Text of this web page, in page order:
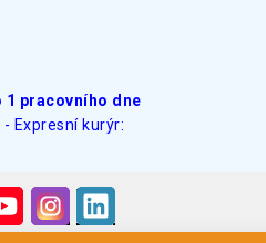
1 pracovního dne
Expresní kurýr: